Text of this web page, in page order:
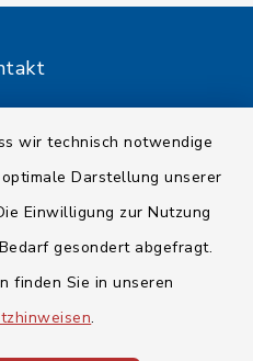
wir technisch notwendige
Darstellung unserer
Einwilligung zur Nutzung
gesondert abgefragt.
finden Sie in unseren
.